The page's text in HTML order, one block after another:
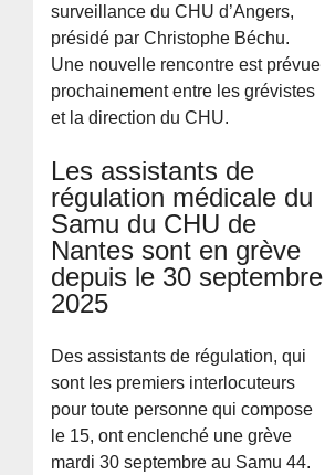
surveillance du CHU d’Angers,
présidé par Christophe Béchu.
Une nouvelle rencontre est prévue
prochainement entre les grévistes
et la direction du CHU.
Les assistants de
régulation médicale du
Samu du CHU de
Nantes sont en grève
depuis le 30 septembre
2025
Des assistants de régulation, qui
sont les premiers interlocuteurs
pour toute personne qui compose
le 15, ont enclenché une grève
mardi 30 septembre au Samu 44.